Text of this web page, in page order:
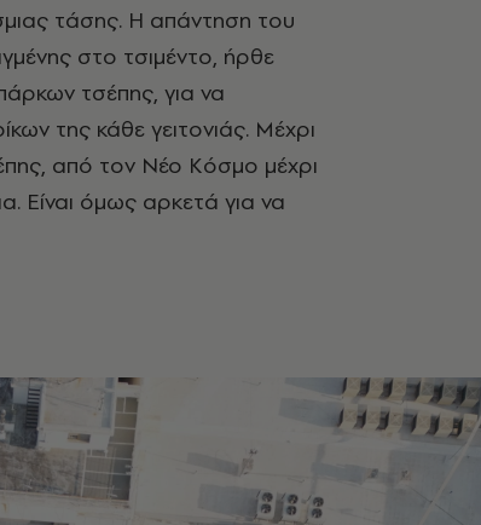
τάσης. Η απάντηση του
στο τσιμέντο, ήρθε
τσέπης, για να
της κάθε γειτονιάς. Μέχρι
από τον Νέο Κόσμο μέχρι
Είναι όμως αρκετά για να